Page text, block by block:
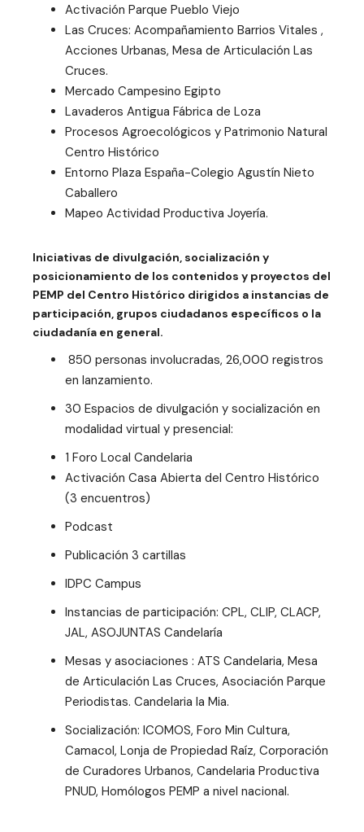
Activación Parque Pueblo Viejo
Las Cruces: Acompañamiento Barrios Vitales ,
Acciones Urbanas, Mesa de Articulación Las
Cruces.
Mercado Campesino Egipto
Lavaderos Antigua Fábrica de Loza
Procesos Agroecológicos y Patrimonio Natural
Centro Histórico
Entorno Plaza España-Colegio Agustín Nieto
Caballero
Mapeo Actividad Productiva Joyería.
Iniciativas de divulgación, socialización y
posicionamiento de los contenidos y proyectos del
PEMP del Centro Histórico dirigidos a instancias de
participación, grupos ciudadanos específicos o la
ciudadanía en general.
850 personas involucradas, 26,000 registros
en lanzamiento.
30 Espacios de divulgación y socialización en
modalidad virtual y presencial:
1 Foro Local Candelaria
Activación Casa Abierta del Centro Histórico
(3 encuentros)
Podcast
Publicación 3 cartillas
IDPC Campus
Instancias de participación: CPL, CLIP, CLACP,
JAL, ASOJUNTAS Candelaría
Mesas y asociaciones : ATS Candelaria, Mesa
de Articulación Las Cruces, Asociación Parque
Periodistas. Candelaria la Mia.
Socialización: ICOMOS, Foro Min Cultura,
Camacol, Lonja de Propiedad Raíz, Corporación
de Curadores Urbanos, Candelaria Productiva
PNUD, Homólogos PEMP a nivel nacional.